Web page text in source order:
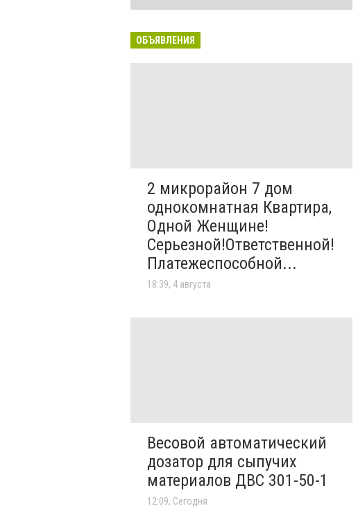
ОБЪЯВЛЕНИЯ
2 микрорайон 7 дом
однокомнатная Квартира,
Одной Женщине!
Серьезной!Ответственной!
Платежеспособной...
18:39, 4 августа
Весовой автоматический
дозатор для сыпучих
материалов ДВС 301-50-1
12:09, Сегодня